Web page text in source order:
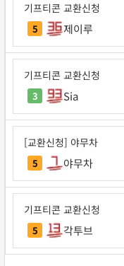
기프티콘 교환신청
5 제이루
기프티콘 교환신청
3 Sia
[교환신청] 야무차
5 야무차
기프티콘 교환신청
5 각투브